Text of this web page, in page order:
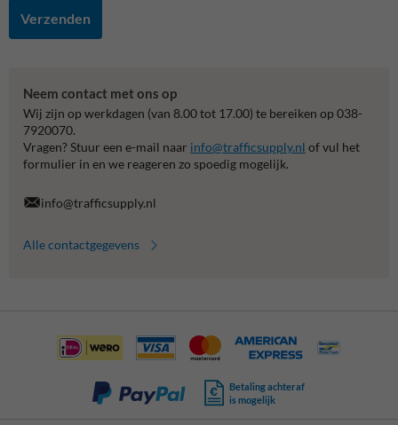
Verzenden
Neem contact met ons op
Wij zijn op werkdagen (van 8.00 tot 17.00) te bereiken op 038-
7920070.
Vragen? Stuur een e-mail naar info@trafficsupply.nl of vul het
formulier in en we reageren zo spoedig mogelijk.
info@trafficsupply.nl
Alle contactgegevens
Betaling achteraf
is mogelijk